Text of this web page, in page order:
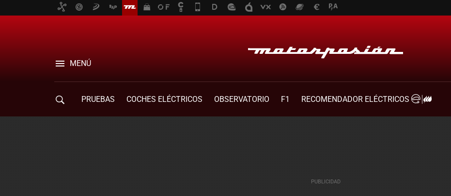
MENÚ
PRUEBAS COCHES ELÉCTRICOS OBSERVATORIO F1
RECOMENDADOR ELÉCTRICOS